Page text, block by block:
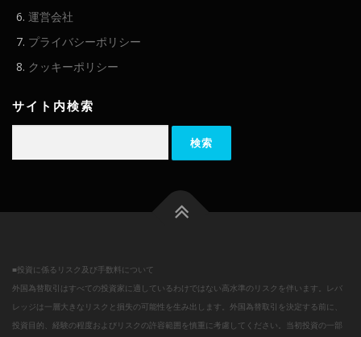
運営会社
プライバシーポリシー
クッキーポリシー
サイト内検索
■投資に係るリスク及び手数料について
外国為替取引はすべての投資家に適しているわけではない高水準のリスクを伴います。レバ
レッジは一層大きなリスクと損失の可能性を生み出します。外国為替取引を決定する前に、
投資目的、経験の程度およびリスクの許容範囲を慎重に考慮してください。当初投資の一部